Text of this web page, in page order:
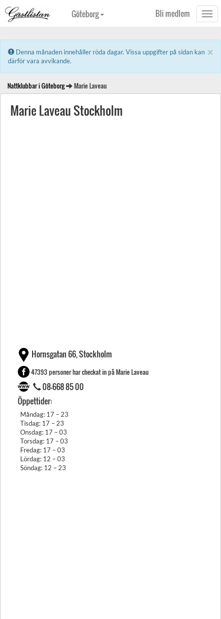
Bli medlem
Göteborg
×
Error:
Denna månaden innehåller röda dagar. Vissa uppgifter på sidan kan
därför vara avvikande.
Nattklubbar i Göteborg Marie Laveau
Marie Laveau Stockholm
Hornsgatan 66, Stockholm
47393 personer har checkat in på Marie Laveau
08-668 85 00
Öppettider:
Måndag: 17 – 23
Tisdag: 17 – 23
Onsdag: 17 – 03
Torsdag: 17 – 03
Fredag: 17 – 03
Lördag: 12 – 03
Söndag: 12 – 23